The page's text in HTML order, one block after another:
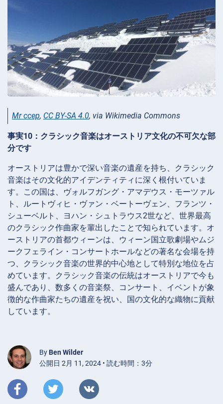
Mr ccep, CC BY-SA 4.0, via Wikimedia Commons
事実10：クラシック音楽はオーストリア文化の不可欠な部
分です
オーストリアは豊かで深い音楽の遺産を持ち、クラシック
音楽はその文化的アイデンティティに深く根付いていま
す。この国は、ヴォルフガング・アマデウス・モーツァル
ト、ルートヴィヒ・ヴァン・ベートーヴェン、フランツ・
シューベルト、ヨハン・シュトラウス2世など、世界最高
のクラシック作曲家を輩出したことで知られています。オ
ーストリアの首都ウィーンは、ウィーン国立歌劇場やムジ
ークフェライン・コンサートホールなどの著名な会場を持
つ、クラシック音楽の世界的中心地として特別な地位を占
めています。クラシック音楽の伝統はオーストリアで今も
盛んであり、数多くの音楽祭、コンサート、イベントが象
徴的な作曲家たちの遺産を祝い、国の文化的な織物に貢献
しています。
By Ben Wilder
公開日 2月 11, 2024 • 読む時間：3分